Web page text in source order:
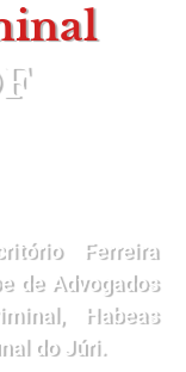
Ferreira
de Advogados
Habeas
do Júri.